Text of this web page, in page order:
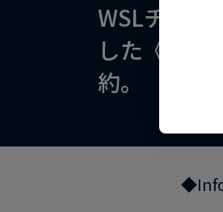
WSLチャン
した《ミッ
約。